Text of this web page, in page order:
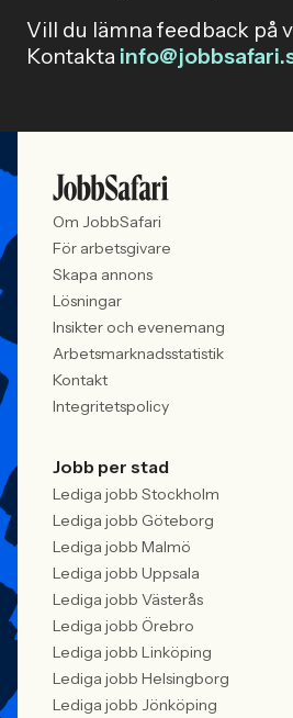
Vill du lämna feedback på
Kontakta
Om JobbSafari
För arbetsgivare
Skapa annons
Lösningar
Insikter och evenemang
Arbetsmarknadsstatistik
Kontakt
Integritetspolicy
Jobb per stad
Lediga jobb Stockholm
Lediga jobb Göteborg
Lediga jobb Malmö
Lediga jobb Uppsala
Lediga jobb Västerås
Lediga jobb Örebro
Lediga jobb Linköping
Lediga jobb Helsingborg
Lediga jobb Jönköping